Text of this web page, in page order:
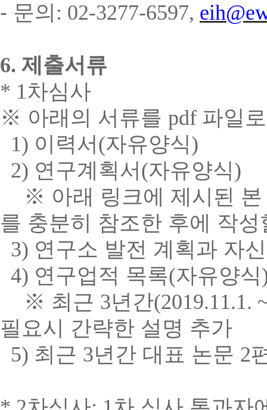
- 문의 : 02-3277-6597,
6. 제출서류
* 1차심사
※ 아래의 서류를 pdf 파일
1) 이력서 (자유양식)
2) 연구계획서 (자유양식)
※ 아래 링크에 제시된
를 충분히 참조한 후에 작성
3) 연구소 발전 계획과 자
4) 연구업적 목록(자유양식
※ 최근 3년간(2019.11.1.
필요시 간략한 설명 추가
5) 최근 3년간 대표 논문 2